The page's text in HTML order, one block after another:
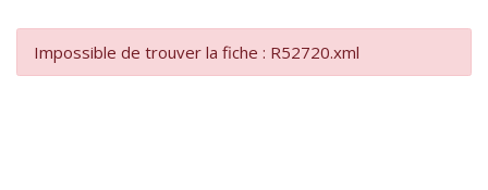
Impossible de trouver la fiche : R52720.xml